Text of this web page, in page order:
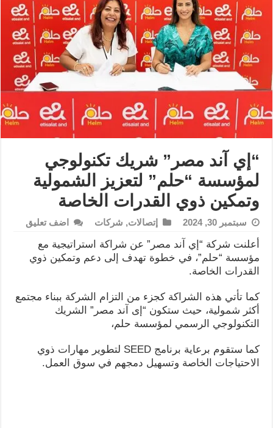
“إي آند مصر” شريك تكنولوجي
لمؤسسة “حلم” لتعزيز الشمولية
وتمكين ذوي القدرات الخاصة
سبتمبر 30, 2024 إتصالات, شركات اضف تعليق
أعلنت شركة “إي آند مصر” عن شراكة استراتيجية مع
مؤسسة “حلم”، في خطوة تهدف إلى دعم وتمكين ذوي
القدرات الخاصة.
كما تأتي هذه الشراكة كجزء من التزام الشركة ببناء مجتمع
أكثر شمولية، حيث ستكون “إى آند مصر” الشريك
التكنولوجي الرسمي لمؤسسة حلم،
كما ستقوم برعاية برنامج SEED لتطوير مهارات ذوي
الاحتياجات الخاصة وتسهيل دمجهم في سوق العمل.